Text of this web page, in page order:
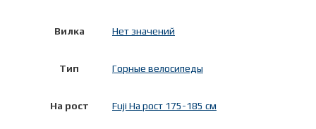
Вилка Нет значений
Тип Горные велосипеды
На рост Fuji На рост 175-185 см